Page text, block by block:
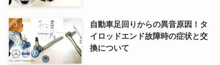
自動車足回りからの異音原因！タ
イロッドエンド故障時の症状と交
換について